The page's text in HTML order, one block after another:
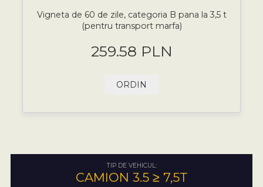
Vigneta de 60 de zile, categoria B pana la 3,5 t
(pentru transport marfa)
259.58 PLN
ORDIN
TIP DE VEHICUL:
CAMION 3.5 ≥ 7,5T